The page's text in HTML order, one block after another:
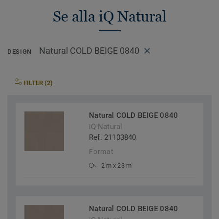
Se alla iQ Natural
DESIGN Natural COLD BEIGE 0840
FILTER (2)
Natural COLD BEIGE 0840
iQ Natural
Ref. 21103840
Format
2 m x 23 m
Natural COLD BEIGE 0840